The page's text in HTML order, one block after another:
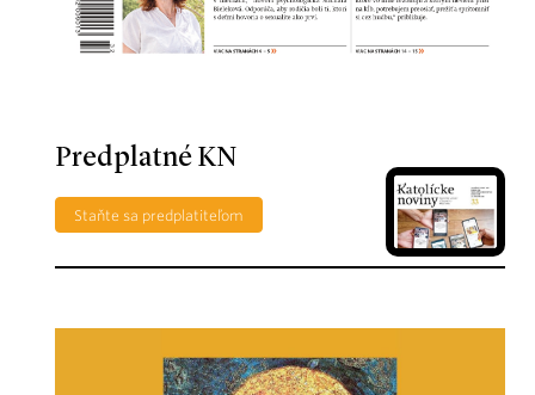
Predplatné KN
Staňte sa predplatiteľom